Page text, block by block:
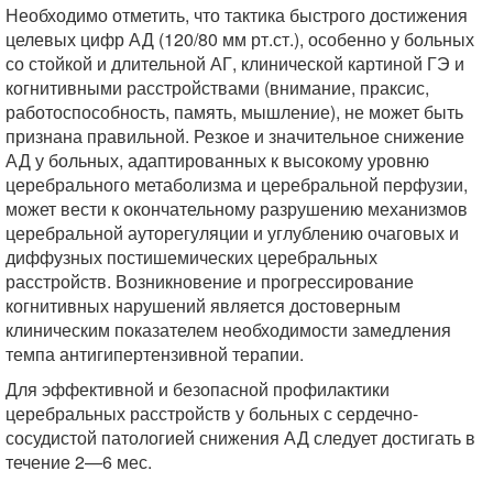
Необходимо отметить, что тактика быстрого достижения
целевых цифр АД (120/80 мм рт.ст.), особенно у больных
со стойкой и длительной АГ, клинической картиной ГЭ и
когнитивными расстройствами (внимание, праксис,
работоспособность, память, мышление), не может быть
признана правильной. Резкое и значительное снижение
АД у больных, адаптированных к высокому уровню
церебрального метаболизма и церебральной перфузии,
может вести к окончательному разрушению механизмов
церебральной ауторегуляции и углублению очаговых и
диффузных постишемических церебральных
расстройств. Возникновение и прогрессирование
когнитивных нарушений является достоверным
клиническим показателем необходимости замедления
темпа антигипертензивной терапии.
Для эффективной и безопасной профилактики
церебральных расстройств у больных с сердечно-
сосудистой патологией снижения АД следует достигать в
течение 2—6 мес.